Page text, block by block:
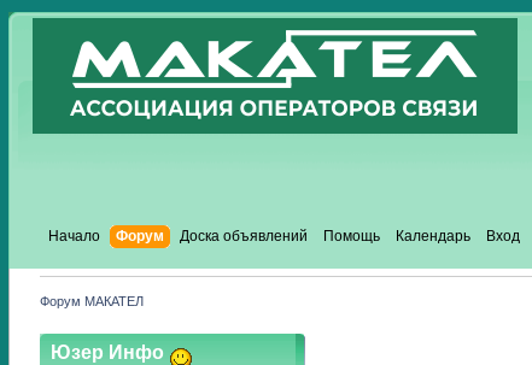
Начало Форум Доска объявлений Помощь Календарь Вход
Форум МАКАТЕЛ
Юзер Инфо